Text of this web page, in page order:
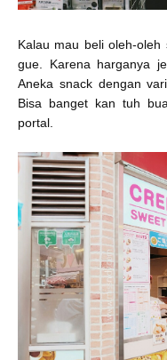
Kalau mau beli oleh-
gue. Karena harganya
Aneka snack dengan
Bisa banget kan tuh
portal